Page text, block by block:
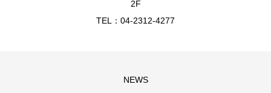
2F
TEL：04-2312-4277
NEWS